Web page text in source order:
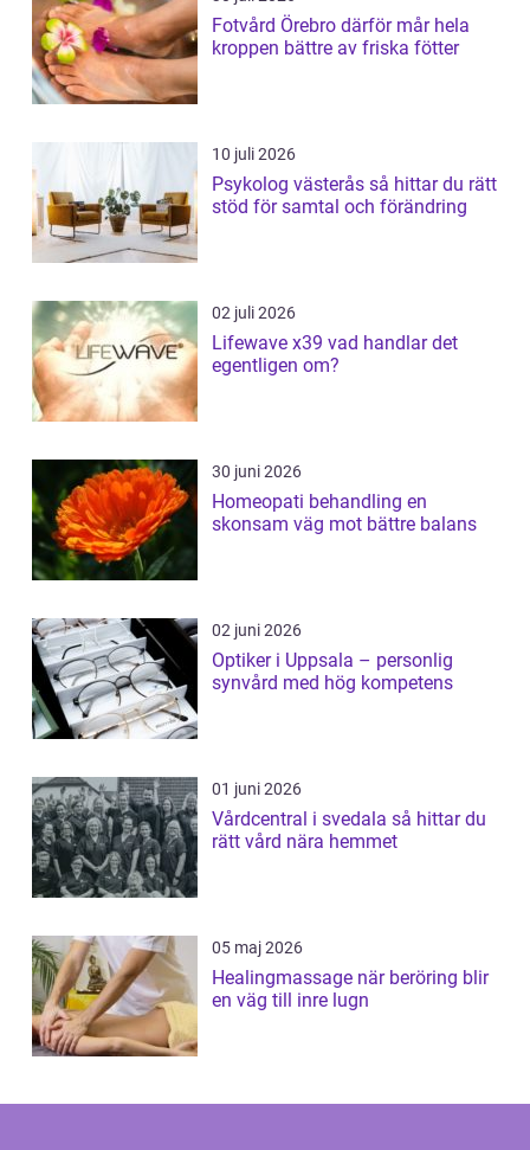
Fotvård Örebro därför mår hela
kroppen bättre av friska fötter
10 juli 2026
Psykolog västerås så hittar du rätt
stöd för samtal och förändring
02 juli 2026
Lifewave x39 vad handlar det
egentligen om?
30 juni 2026
Homeopati behandling en
skonsam väg mot bättre balans
02 juni 2026
Optiker i Uppsala – personlig
synvård med hög kompetens
01 juni 2026
Vårdcentral i svedala så hittar du
rätt vård nära hemmet
05 maj 2026
Healingmassage när beröring blir
en väg till inre lugn